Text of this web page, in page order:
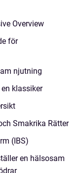
Overview
för
njutning
klassiker
Smakrika Rätter
(IBS)
en hälsosam